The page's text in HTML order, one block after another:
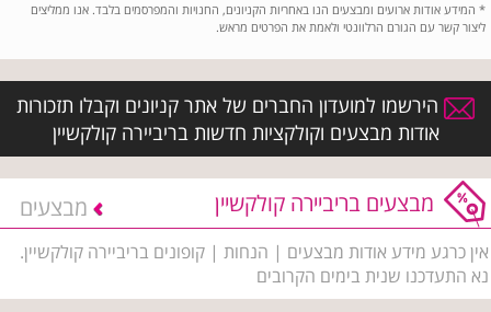
* המידע אודות ארועים ומבצעים הנו באחריות הקניונים, החנויות והמפרסמים בלבד. אנו ממליצים
ליצור קשר עם הגורם הרלוונטי ולאמת את הפרטים מראש.
הירשמו למועדון החברים של אתר קניונים וקבלו תזכורות
אודות מבצעים וקולקציות חדשות בריביירה קולקשיין
מבצעים בריביירה קולקשיין מבצעים
אין כרגע מידע אודות מבצעים | הנחות | קופונים בריביירה קולקשיין.
נא התעדכנו שנית בימים הקרובים